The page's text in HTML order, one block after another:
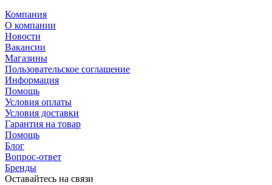
Компания
О компании
Новости
Вакансии
Магазины
Пользовательское соглашение
Информация
Помощь
Условия оплаты
Условия доставки
Гарантия на товар
Помощь
Блог
Вопрос-ответ
Бренды
Оставайтесь на связи